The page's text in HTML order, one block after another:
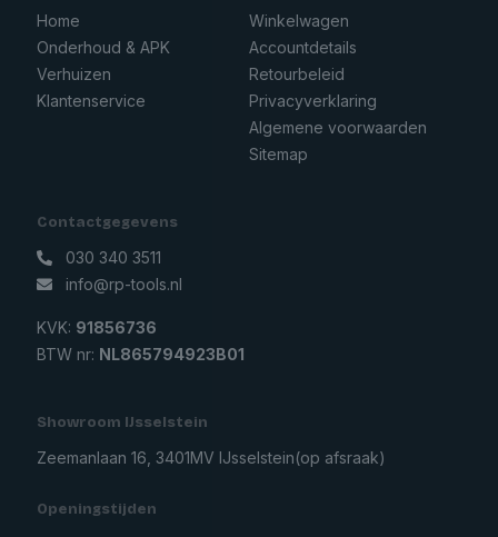
Home
Onderhoud & APK
Verhuizen
Klantenservice
Winkelwagen
Accountdetails
Retourbeleid
Privacyverklaring
Algemene voorwaarden
Sitemap
Contactgegevens
030 340 3511
info@rp-tools.nl
KVK: 91856736
BTW nr: NL865794923B01
Showroom IJsselstein
Zeemanlaan 16, 3401MV IJsselstein(op afsraak)
Openingstijden